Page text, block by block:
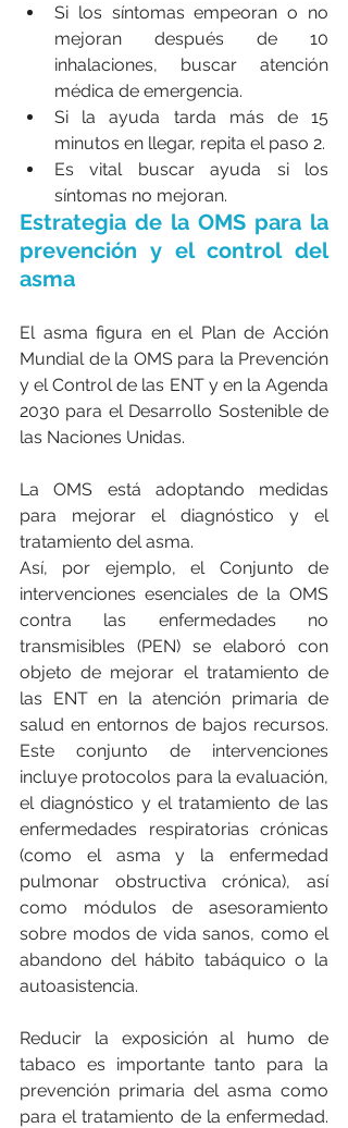
Si los síntomas empeoran o no
mejoran después de 10
inhalaciones, buscar atención
médica de emergencia.
Si la ayuda tarda más de 15
minutos en llegar, repita el paso 2.
Es vital buscar ayuda si los
síntomas no mejoran.
Estrategia de la OMS para la
prevención y el control del
asma
El asma figura en el Plan de Acción
Mundial de la OMS para la Prevención
y el Control de las ENT y en la Agenda
2030 para el Desarrollo Sostenible de
las Naciones Unidas.
La OMS está adoptando medidas
para mejorar el diagnóstico y el
tratamiento del asma.
Así, por ejemplo, el Conjunto de
intervenciones esenciales de la OMS
contra las enfermedades no
transmisibles (PEN) se elaboró con
objeto de mejorar el tratamiento de
las ENT en la atención primaria de
salud en entornos de bajos recursos.
Este conjunto de intervenciones
incluye protocolos para la evaluación,
el diagnóstico y el tratamiento de las
enfermedades respiratorias crónicas
(como el asma y la enfermedad
pulmonar obstructiva crónica), así
como módulos de asesoramiento
sobre modos de vida sanos, como el
abandono del hábito tabáquico o la
autoasistencia.
Reducir la exposición al humo de
tabaco es importante tanto para la
prevención primaria del asma como
para el tratamiento de la enfermedad.